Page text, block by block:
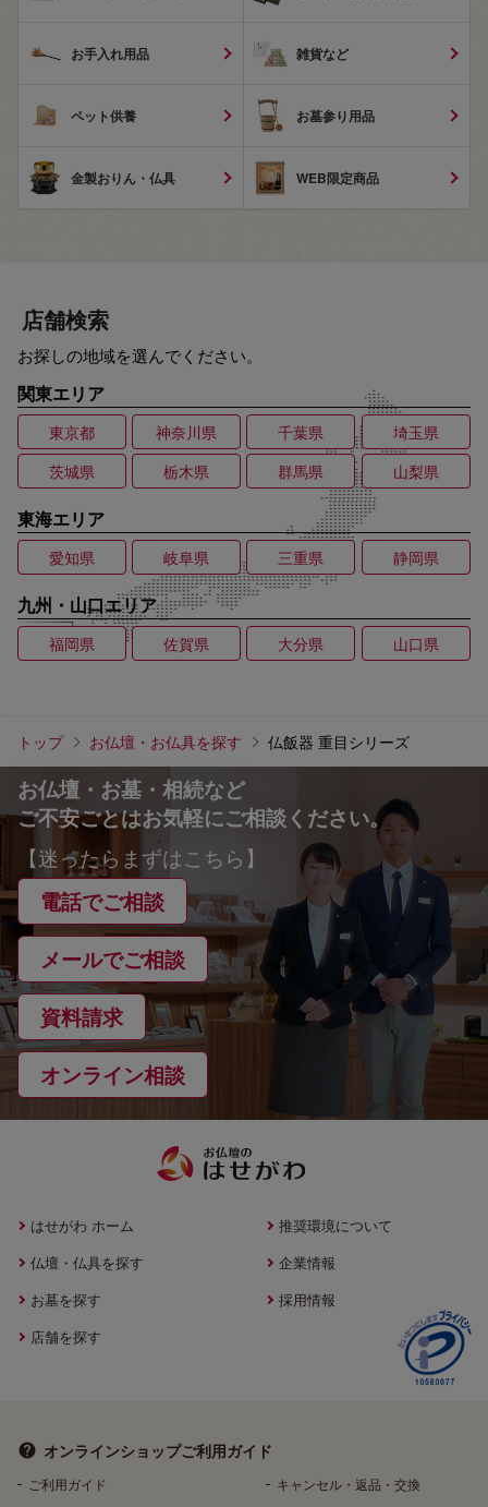
お手入れ用品 雑貨など
ペット供養 お墓参り用品
金製おりん・仏具 WEB限定商品
店舗検索
お探しの地域を選んでください。
関東エリア
東京都 神奈川県 千葉県
埼玉県
茨城県
栃木県 群馬県 山梨県
東海エリア
愛知県 岐阜県 三重県 静岡県
九州・山口エリア
福岡県 佐賀県 大分県 山口県
トップ お仏壇・お仏具を探す 仏飯器 重目シリーズ
お仏壇・お墓・相続など
ご不安ごとはお気軽にご相談ください。
【迷ったらまずはこちら】
電話でご相談
メールでご相談
資料請求
オンライン相談
はせがわ ホーム
仏壇・仏具を探す
お墓を探す
店舗を探す
推奨環境について
企業情報
採用情報
オンラインショップご利用ガイド
ご利用ガイド
キャンセル・返品・交換